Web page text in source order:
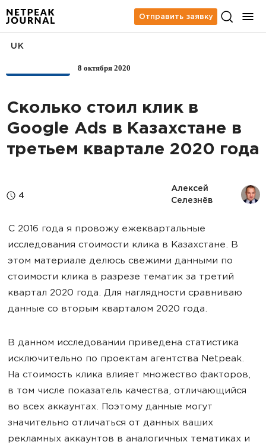
Отправить заявку
8 октября 2020
UK
Сколько стоил клик в
Google Ads в Казахстане в
третьем квартале 2020 года
4
Алексей
Селезнёв
С 2016 года я провожу ежеквартальные
исследования стоимости клика в Казахстане. В
этом материале делюсь свежими данными по
стоимости клика в разрезе тематик за третий
квартал 2020 года. Для наглядности сравниваю
данные со вторым кварталом 2020 года.
В данном исследовании приведена статистика
исключительно по проектам агентства Netpeak.
На стоимость клика влияет множество факторов,
в том числе показатель качества, отличающийся
во всех аккаунтах. Поэтому данные могут
значительно отличаться от данных ваших
рекламных аккаунтов в аналогичных тематиках и